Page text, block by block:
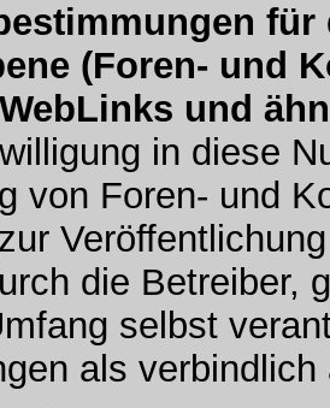
(Foren- und
und
in diese
von Foren- und
die Betreiber,
selbst
als verbindlich